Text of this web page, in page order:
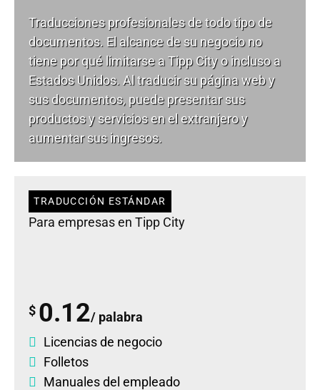
Traducciones profesionales de todo tipo de
documentos. El alcance de su negocio no
tiene por qué limitarse a Tipp City o incluso a
Estados Unidos. Al traducir su página web y
sus documentos, puede presentar sus
productos y servicios en el extranjero y
aumentar sus ingresos.
TRADUCCIÓN ESTÁNDAR
Para empresas en Tipp City
$ 0.12/ palabra
Licencias de negocio
Folletos
Manuales del empleado